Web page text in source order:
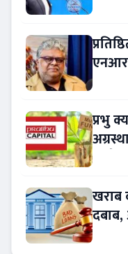
प्रभु
खराब